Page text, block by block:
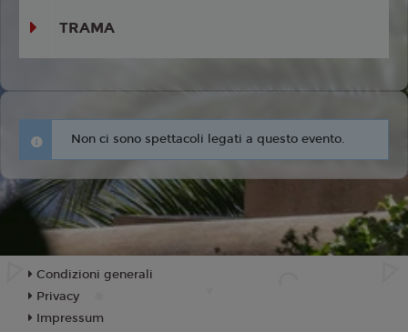
TRAMA
Non ci sono spettacoli legati a questo evento.
Condizioni generali
Privacy
Impressum